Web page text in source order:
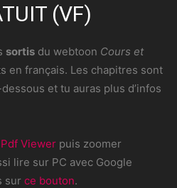
(VF)
sortis du webtoon Cours et
en français. Les chapitres sont
et tu auras plus d’infos
Viewer puis zoomer
lire sur PC avec Google
sur ce bouton.